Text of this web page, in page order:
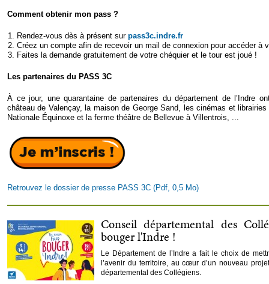
Comment obtenir mon pass ?
Rendez-vous dès à présent sur pass3c.indre.fr
Créez un compte afin de recevoir un mail de connexion pour accéder à
Faites la demande gratuitement de votre chéquier et le tour est joué !
Les partenaires du PASS 3C
À ce jour, une quarantaine de partenaires du département de l’Indre
château de Valençay, la maison de George Sand, les cinémas et
Nationale Équinoxe et la ferme théâtre de Bellevue à Villentrois, ...
Retrouvez le dossier de presse PASS 3C (Pdf, 0,5 Mo)
Conseil départemental des
bouger l'Indre !
Le Département de l’Indre a fait le choix de
l’avenir du territoire, au cœur d’un nouveau
départemental des Collégiens.